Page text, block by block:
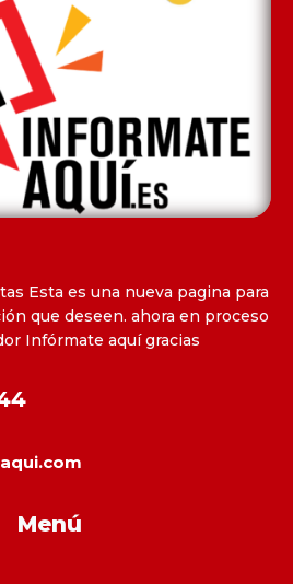
Esta es una nueva pagina para
que deseen. ahora en proceso
Infórmate aquí gracias
Menú